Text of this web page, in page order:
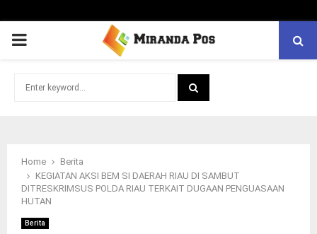
PRIMARY
Home
Berita
KEGIATAN AKSI BEM SI DAERAH RIAU DI SAMBUT
DITRESKRIMSUS POLDA RIAU TERKAIT DUGAAN PENGUASAAN
HUTAN
Berita